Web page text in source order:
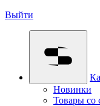
Выйти
Новинки
Товары со